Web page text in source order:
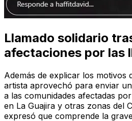
Llamado solidario
afectaciones por las
Además de explicar los motivos
artista aprovechó para enviar
a las comunidades afectadas
en La Guajira y otras zonas del
expresó que comprende la